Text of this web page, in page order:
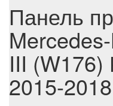
Панель
III (W176)
2015-2018